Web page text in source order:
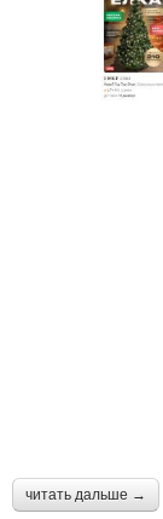
читать дальше →